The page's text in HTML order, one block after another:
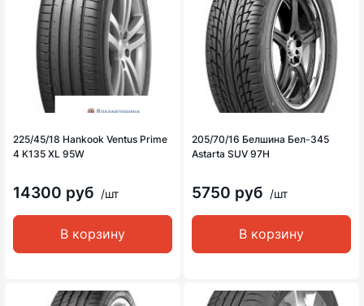
225/45/18 Hankook Ventus Prime
4 K135 XL 95W
14300 руб /шт
В корзину
205/70/16 Белшина Бел-345
Astarta SUV 97H
5750 руб /шт
В корзину